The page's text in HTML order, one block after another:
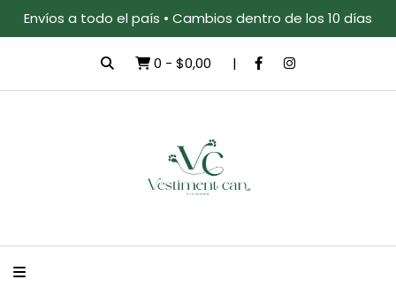
Envíos a todo el país • Cambios dentro de los 10 días
0 - $0,00